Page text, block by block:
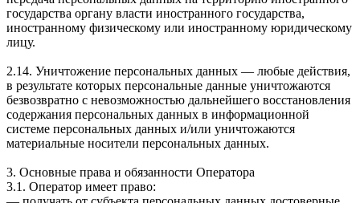
государства органу власти иностранного государства,
иностранному физическому или иностранному юридическому
лицу.
2.14. Уничтожение персональных данных — любые действия,
в результате которых персональные данные уничтожаются
безвозвратно с невозможностью дальнейшего восстановления
содержания персональных данных в информационной
системе персональных данных и/или уничтожаются
материальные носители персональных данных.
3. Основные права и обязанности Оператора
3.1. Оператор имеет право: